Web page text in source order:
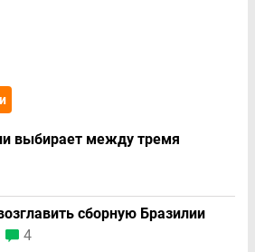
выбирает между тремя
сборную Бразилии
4